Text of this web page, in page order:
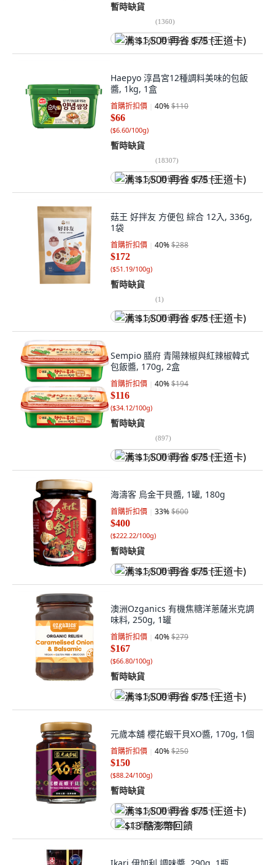
暫時缺貨
(1360)
满 $1,500 再省 $75 (王道卡)
Haepyo 淳昌宮12種調料美味的包飯
醬, 1kg, 1盒
首購折扣價 40%$110
$66
($6.60/100g)
暫時缺貨
(18307)
满 $1,500 再省 $75 (王道卡)
菇王 好拌友 方便包 綜合 12入, 336g,
1袋
首購折扣價 40%$288
$172
($51.19/100g)
暫時缺貨
(1)
满 $1,500 再省 $75 (王道卡)
Sempio 膳府 青陽辣椒與紅辣椒韓式
包飯醬, 170g, 2盒
首購折扣價 40%$194
$116
($34.12/100g)
暫時缺貨
(897)
满 $1,500 再省 $75 (王道卡)
海濤客 烏金干貝醬, 1罐, 180g
首購折扣價 33%$600
$400
($222.22/100g)
暫時缺貨
满 $1,500 再省 $75 (王道卡)
澳洲Ozganics 有機焦糖洋蔥薩米克調
味料, 250g, 1罐
首購折扣價 40%$279
$167
($66.80/100g)
暫時缺貨
满 $1,500 再省 $75 (王道卡)
元歲本舖 櫻花蝦干貝XO醬, 170g, 1個
首購折扣價 40%$250
$150
($88.24/100g)
暫時缺貨
满 $1,500 再省 $75 (王道卡)
$13 酷澎幣回饋